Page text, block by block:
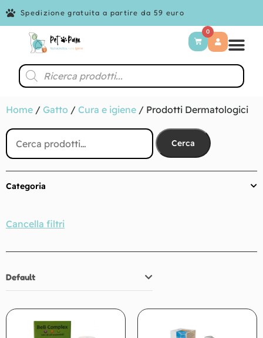
Spedizione gratuita a partire da 59 euro
0
Home / Gatto / Cura e igiene / Prodotti Dermatologici
Cerca
Categoria
Cancella filtri
Default